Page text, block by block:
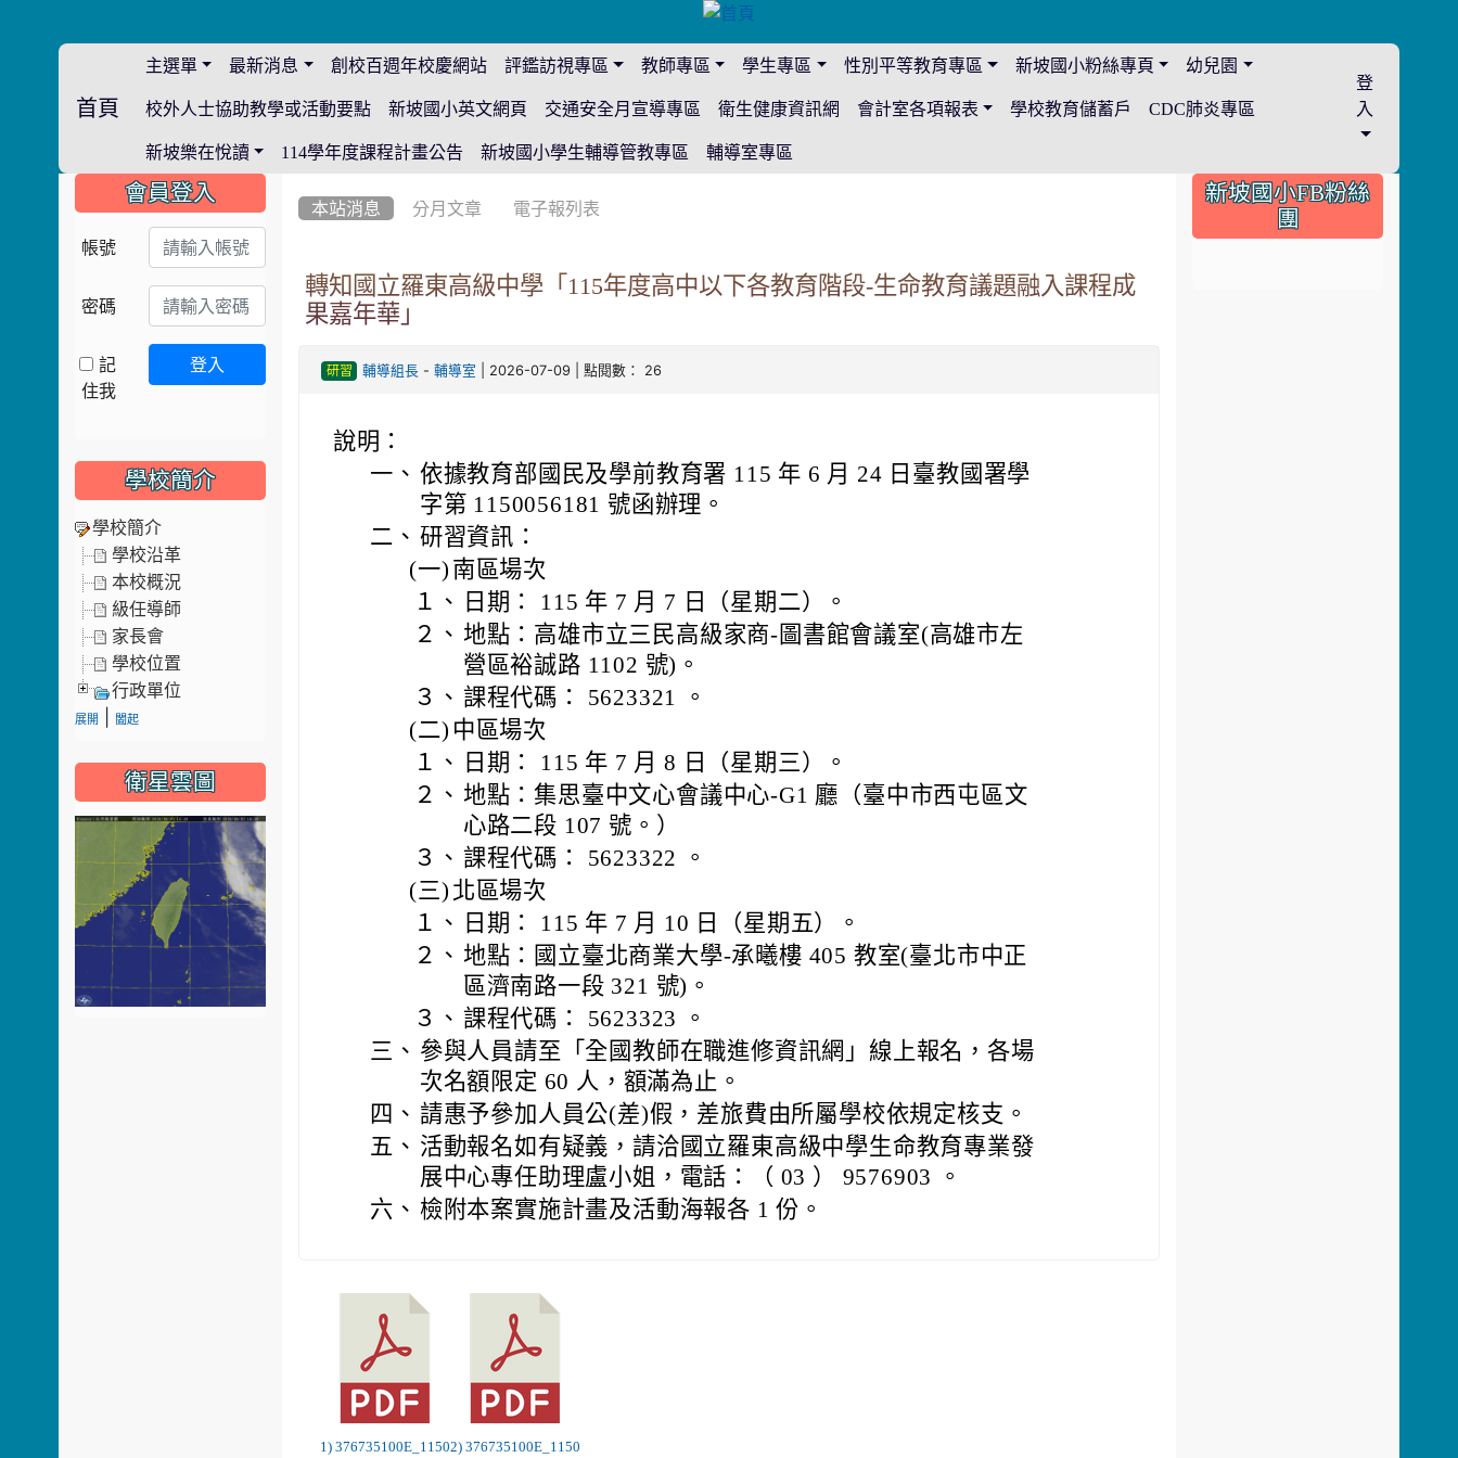
首頁
主選單 最新消息 創校百週年校慶網站 評鑑訪視專區 教師專區 學生專區 性別平等教育專區 新坡國小粉絲專頁 幼兒園
校外人士協助教學或活動要點 新坡國小英文網頁 交通安全月宣導專區 衛生健康資訊網 會計室各項報表 學校教育儲蓄戶 CDC肺炎專區
新坡樂在悅讀 114學年度課程計畫公告 新坡國小學生輔導管教專區 輔導室專區
登
入
本站消息 分月文章 電子報列表
轉知國立羅東高級中學「115年度高中以下各教育階段-生命教育議題融入課程成
果嘉年華」
研習 輔導組長 -輔導室 | 2026-07-09 | 點閱數： 26
說明：
一、 依據教育部國民及學前教育署 115 年 6 月 24 日臺教國署學
字第 1150056181 號函辦理。
二、 研習資訊：
(一) 南區場次
１、
日期： 115 年 7 月 7 日（星期二）。
２、 地點：高雄市立三民高級家商-圖書館會議室(高雄市左
營區裕誠路 1102 號)。
３、 課程代碼： 5623321 。
(二) 中區場次
１、
日期： 115 年 7 月 8 日（星期三）。
２、 地點：集思臺中文心會議中心-G1 廳（臺中市西屯區文
心路二段 107 號。）
３、 課程代碼： 5623322 。
(三) 北區場次
１、
日期： 115 年 7 月 10 日（星期五）。
２、 地點：國立臺北商業大學-承曦樓 405 教室(臺北市中正
區濟南路一段 321 號)。
３、 課程代碼： 5623323 。
三、 參與人員請至「全國教師在職進修資訊網」線上報名，各場
次名額限定 60 人，額滿為止。
四、 請惠予參加人員公(差)假，差旅費由所屬學校依規定核支。
五、 活動報名如有疑義，請洽國立羅東高級中學生命教育專業發
展中心專任助理盧小姐，電話：（ 03 ） 9576903 。
六、 檢附本案實施計畫及活動海報各 1 份。
1) 376735100E_11502) 376735100E_1150
::: 會員登入
帳號
密碼
記
住我
登入
學校簡介
學校簡介
學校沿革
本校概況
級任導師
家長會
學校位置
行政單位
展開 闔起
衛星雲圖
:::
新坡國小FB粉絲
團